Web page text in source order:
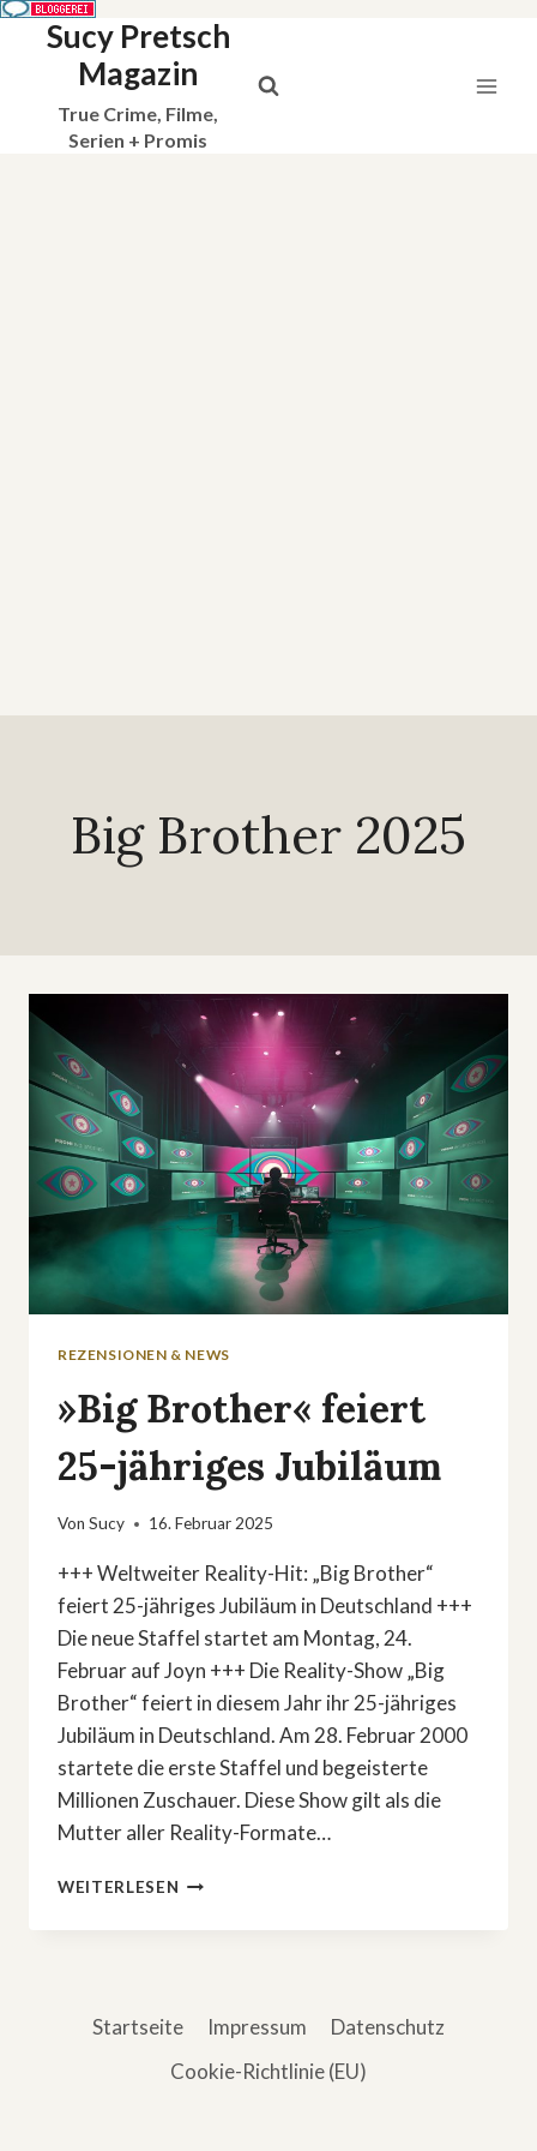
Sucy Pretsch
Magazin
True Crime, Filme,
Serien + Promis
Big Brother 2025
REZENSIONEN & NEWS
»Big Brother« feiert
25-jähriges Jubiläum
Von Sucy 16. Februar 2025
+++ Weltweiter Reality-Hit: „Big Brother“
feiert 25-jähriges Jubiläum in Deutschland +++
Die neue Staffel startet am Montag, 24.
Februar auf Joyn +++ Die Reality-Show „Big
Brother“ feiert in diesem Jahr ihr 25-jähriges
Jubiläum in Deutschland. Am 28. Februar 2000
startete die erste Staffel und begeisterte
Millionen Zuschauer. Diese Show gilt als die
Mutter aller Reality-Formate…
WEITERLESEN »BIG
FEIERT
Startseite Impressum
Datenschutz
Cookie-Richtlinie (EU)